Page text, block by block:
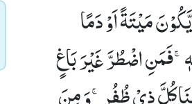
مَیْتَةً اَوْ دَمًا
فَمَنِ اضْطُرَّ غَیْرَ بَاغٍ
كُلَّ ذِیْ ظُفُرٍۚ-وَ مِنَ